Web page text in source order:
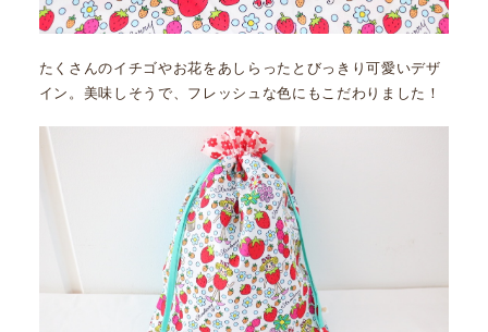
たくさんのイチゴやお花をあしらったとびっきり可愛いデザ
イン。美味しそうで、フレッシュな色にもこだわりました！